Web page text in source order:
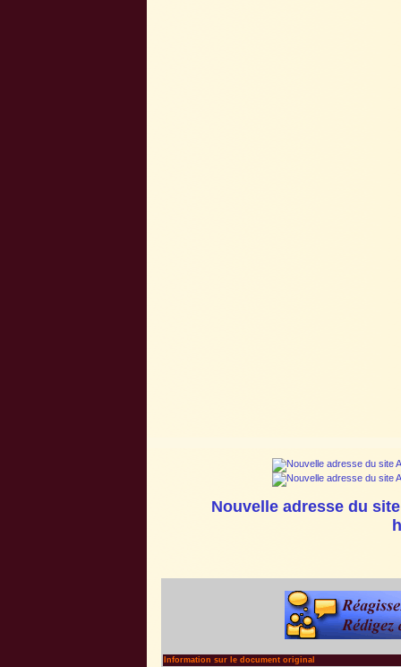
Nouvelle adresse du
Information sur le document original